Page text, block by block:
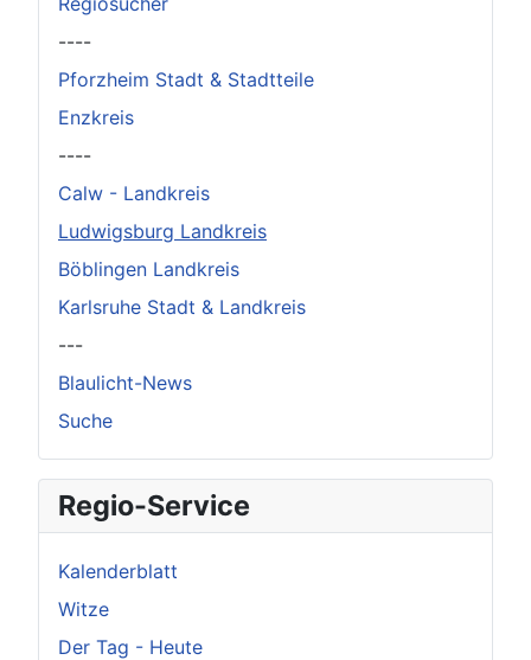
----
Pforzheim Stadt & Stadtteile
Enzkreis
----
Calw - Landkreis
Ludwigsburg Landkreis
Böblingen Landkreis
Karlsruhe Stadt & Landkreis
---
Blaulicht-News
Suche
Regio-Service
Kalenderblatt
Witze
Der Tag - Heute